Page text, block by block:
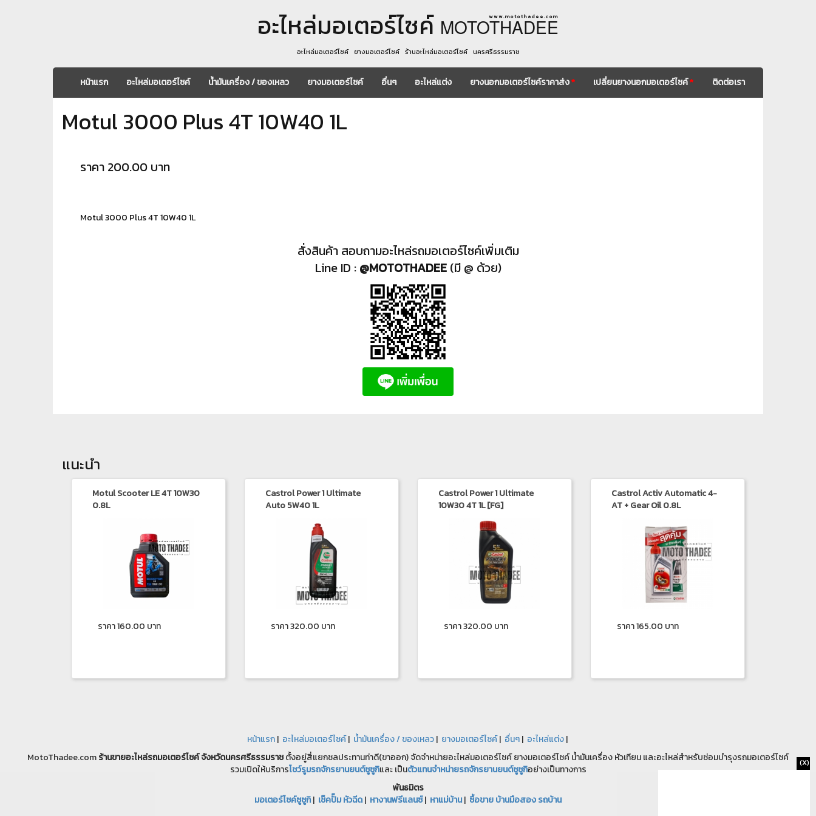
อะไหล่มอเตอร์ไซค์ MOTOTHADEE
w w w . m o t o t h a d e e . c o m
อะไหล่มอเตอร์ไซค์ ยางมอเตอร์ไซค์ ร้านอะไหล่มอเตอร์ไซค์ นครศรีธรรมราช
หน้าแรก อะไหล่มอเตอร์ไซค์ น้ำมันเครื่อง / ของเหลว ยางมอเตอร์ไซค์ อื่นๆ อะไหล่แต่ง ยางนอกมอเตอร์ไซค์ราคาส่ง* เปลี่ยนยางนอกมอเตอร์ไซค์* ติดต่อเรา
Motul 3000 Plus 4T 10W40 1L
ราคา 200.00 บาท
Motul 3000 Plus 4T 10W40 1L
สั่งสินค้า สอบถามอะไหล่รถมอเตอร์ไซค์เพิ่มเติม
Line ID : @MOTOTHADEE(มี @ ด้วย)
แนะนำ
Motul Scooter LE 4T 10W30
0.8L
ราคา 160.00 บาท
Castrol Power 1 Ultimate
Auto 5W40 1L
ราคา 320.00 บาท
Castrol Power 1 Ultimate
10W30 4T 1L [FG]
ราคา 320.00 บาท
Castrol Activ Automatic 4-
AT + Gear Oil 0.8L
ราคา 165.00 บาท
หน้าแรก| อะไหล่มอเตอร์ไซค์| น้ำมันเครื่อง / ของเหลว| ยางมอเตอร์ไซค์| อื่นๆ| อะไหล่แต่ง|
MotoThadee.comร้านขายอะไหล่รถมอเตอร์ไซค์จังหวัดนครศรีธรรมราชตั้งอยู่สี่แยกชลประทานท่าดี(ขาออก) จัดจำหน่ายอะไหล่มอเตอร์ไซค์ ยางมอเตอร์ไซค์ น้ำมันเครื่อง หัวเทียน และอะไหล่สำหรับซ่อมบำรุงรถมอเตอร์ไซค์
รวมเปิดให้บริการโชว์รูมรถจักรยานยนต์ซูซูกิและ เป็นตัวแทนจำหน่ายรถจักรยานยนต์ซูซูกิอย่างเป็นทางการ
พันธมิตร
มอเตอร์ไซค์ซูซูกิ| เช็คปั๊ม หัวฉีด| หางานฟรีแลนซ์| หาแม่บ้าน| ซื้อขาย บ้านมือสอง รถบ้าน
(X)